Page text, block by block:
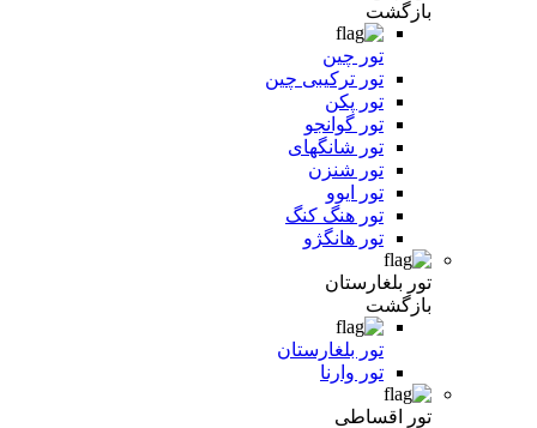
بازگشت
تور چین
تور ترکیبی چین
تور پکن
تور گوانجو
تور شانگهای
تور شنزن
تور ایوو
تور هنگ کنگ
تور هانگژو
تور بلغارستان
بازگشت
تور بلغارستان
تور وارنا
تور اقساطی